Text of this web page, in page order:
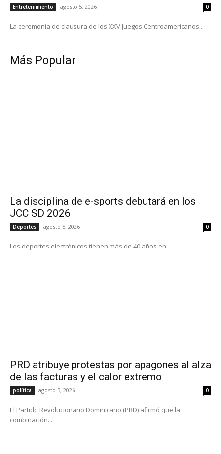
Entretenimiento agosto 5, 2026 0
La ceremonia de clausura de los XXV Juegos Centroamericanos...
Más Popular
La disciplina de e-sports debutará en los
JCC SD 2026
Deportes agosto 5, 2026 0
Los deportes electrónicos tienen más de 40 años en...
PRD atribuye protestas por apagones al alza
de las facturas y el calor extremo
política agosto 5, 2026 0
El Partido Revolucionario Dominicano (PRD) afirmó que la
combinación...